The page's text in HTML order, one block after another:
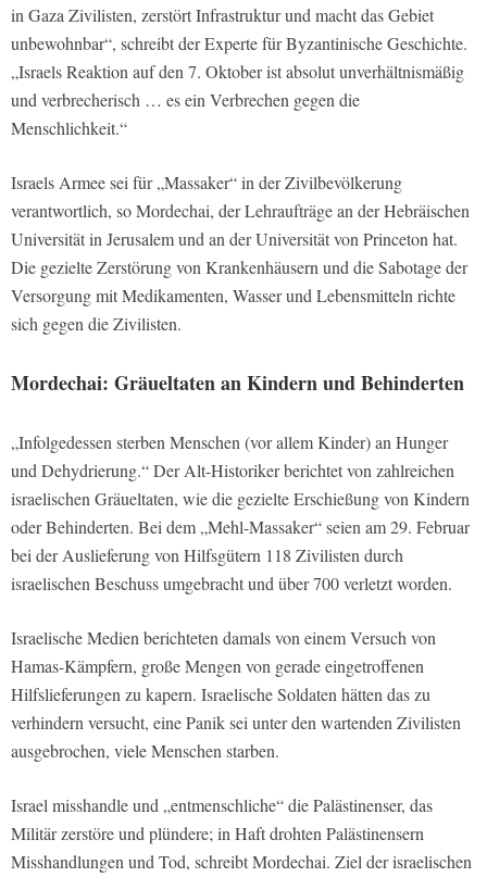
in Gaza Zivilisten, zerstört Infrastruktur und macht das Gebiet
unbewohnbar“, schreibt der Experte für Byzantinische Geschichte.
„Israels Reaktion auf den 7. Oktober ist absolut unverhältnismäßig
und verbrecherisch … es ein Verbrechen gegen die
Menschlichkeit.“
Israels Armee sei für „Massaker“ in der Zivilbevölkerung
verantwortlich, so Mordechai, der Lehraufträge an der Hebräischen
Universität in Jerusalem und an der Universität von Princeton hat.
Die gezielte Zerstörung von Krankenhäusern und die Sabotage der
Versorgung mit Medikamenten, Wasser und Lebensmitteln richte
sich gegen die Zivilisten.
Mordechai: Gräueltaten an Kindern und Behinderten
„Infolgedessen sterben Menschen (vor allem Kinder) an Hunger
und Dehydrierung.“ Der Alt-Historiker berichtet von zahlreichen
israelischen Gräueltaten, wie die gezielte Erschießung von Kindern
oder Behinderten. Bei dem „Mehl-Massaker“ seien am 29. Februar
bei der Auslieferung von Hilfsgütern 118 Zivilisten durch
israelischen Beschuss umgebracht und über 700 verletzt worden.
Israelische Medien berichteten damals von einem Versuch von
Hamas-Kämpfern, große Mengen von gerade eingetroffenen
Hilfslieferungen zu kapern. Israelische Soldaten hätten das zu
verhindern versucht, eine Panik sei unter den wartenden Zivilisten
ausgebrochen, viele Menschen starben.
Israel misshandle und „entmenschliche“ die Palästinenser, das
Militär zerstöre und plündere; in Haft drohten Palästinensern
Misshandlungen und Tod, schreibt Mordechai. Ziel der israelischen